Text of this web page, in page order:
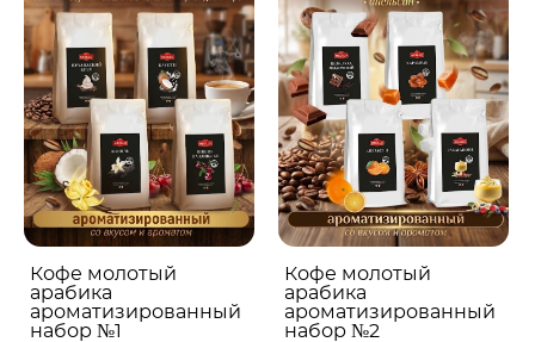
Кофе молотый
арабика
ароматизированный
набор №1
Кофе молотый
арабика
ароматизированный
набор №2